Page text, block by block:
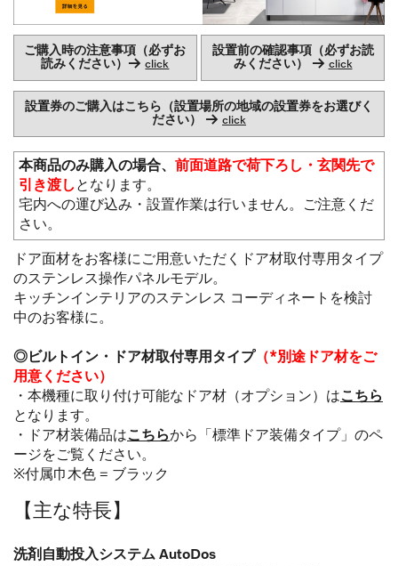
ご購入時の注意事項（必ずお
読みください）→click
設置前の確認事項（必ずお読
みください） → click
設置券のご購入はこちら（設置場所の地域の設置券をお選びく
ださい） → click
本商品のみ購入の場合、 前面道路で荷下ろし・玄関先で
引き渡し となります。
宅内への運び込み・設置作業は行いません。ご注意くだ
さい。
ドア面材をお客様にご用意いただくドア材取付専用タイプ
のステンレス操作パネルモデル。
キッチンインテリアのステンレス コーディネートを検討
中のお客様に。
◎ビルトイン・ドア材取付専用タイプ （*別途ドア材をご
用意ください）
・本機種に取り付け可能なドア材（オプション）はこちら
となります。
・ドア材装備品はこちらから「標準ドア装備タイプ」のペ
ージをご覧ください。
※付属巾木色 = ブラック
【主な特長】
洗剤自動投入システム AutoDos